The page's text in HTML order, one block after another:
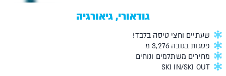
גודאורי, גיאורגיה
שעתיים וחצי טיסה בלבד!
פסגות בגובה 3,276 מ
מחירים משתלמים ונוחים
SKI IN/SKI OUT